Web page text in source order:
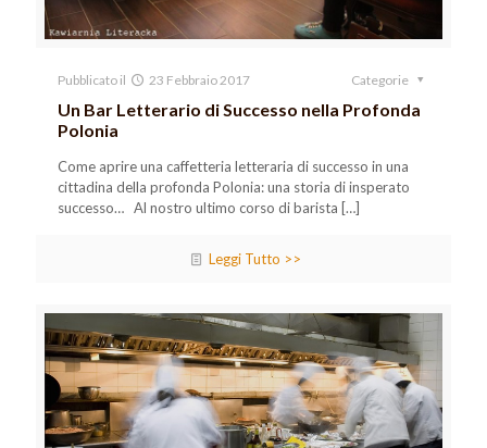
Pubblicato il 23 Febbraio 2017 Categorie
Un Bar Letterario di Successo nella Profonda
Polonia
Come aprire una caffetteria letteraria di successo in una
cittadina della profonda Polonia: una storia di insperato
successo… Al nostro ultimo corso di barista […]
Leggi Tutto >>